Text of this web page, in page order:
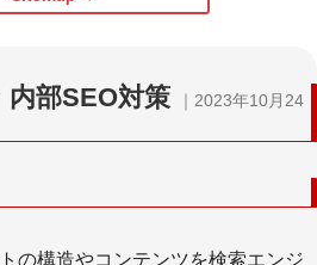
o
内部SEO対策
｜2023年10月24
の構造やコンテンツを検索エンジ